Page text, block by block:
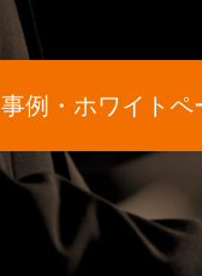
事例・ホワイトペ